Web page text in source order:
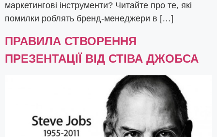
маркетингові інструменти? Читайте про те, які
помилки роблять бренд-менеджери в […]
ПРАВИЛА СТВОРЕННЯ
ПРЕЗЕНТАЦІЇ ВІД СТІВА ДЖОБСА